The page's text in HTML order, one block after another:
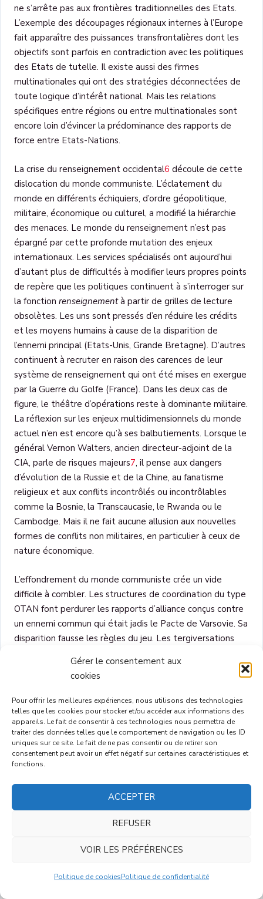
Gérer le consentement aux
cookies
Pour offrir les meilleures expériences, nous utilisons des technologies
telles que les cookies pour stocker et/ou accéder aux informations des
appareils. Le fait de consentir à ces technologies nous permettra de
traiter des données telles que le comportement de navigation ou les ID
uniques sur ce site. Le fait de ne pas consentir ou de retirer son
consentement peut avoir un effet négatif sur certaines caractéristiques et
fonctions.
ACCEPTER
REFUSER
VOIR LES PRÉFÉRENCES
Politique de cookiesPolitique de confidentialité
ne s’arrête pas aux frontières traditionnelles des Etats.
L’exemple des découpages régionaux internes à l’Europe
fait apparaître des puissances transfrontalières dont les
objectifs sont parfois en contradiction avec les politiques
des Etats de tutelle. Il existe aussi des firmes
multinationales qui ont des stratégies déconnectées de
toute logique d’intérêt national. Mais les relations
spécifiques entre régions ou entre multinationales sont
encore loin d’évincer la prédominance des rapports de
force entre Etats-Nations.
La crise du renseignement occidental6 découle de cette
dislocation du monde communiste. L’éclatement du
monde en différents échiquiers, d’ordre géopolitique,
militaire, économique ou culturel, a modifié la hiérarchie
des menaces. Le monde du renseignement n’est pas
épargné par cette profonde mutation des enjeux
internationaux. Les services spécialisés ont aujourd’hui
d’autant plus de difficultés à modifier leurs propres points
de repère que les politiques continuent à s’interroger sur
la fonctionrenseignementà partir de grilles de lecture
obsolètes. Les uns sont pressés d’en réduire les crédits
et les moyens humains à cause de la disparition de
l’ennemi principal (Etats-Unis, Grande Bretagne). D’autres
continuent à recruter en raison des carences de leur
système de renseignement qui ont été mises en exergue
par la Guerre du Golfe (France). Dans les deux cas de
figure, le théâtre d’opérations reste à dominante militaire.
La réflexion sur les enjeux multidimensionnels du monde
actuel n’en est encore qu’à ses balbutiements. Lorsque le
général Vernon Walters, ancien directeur-adjoint de la
CIA, parle de risques majeurs7, il pense aux dangers
d’évolution de la Russie et de la Chine, au fanatisme
religieux et aux conflits incontrôlés ou incontrôlables
comme la Bosnie, la Transcaucasie, le Rwanda ou le
Cambodge. Mais il ne fait aucune allusion aux nouvelles
formes de conflits non militaires, en particulier à ceux de
nature économique.
L’effondrement du monde communiste crée un vide
difficile à combler. Les structures de coordination du type
OTAN font perdurer les rapports d’alliance conçus contre
un ennemi commun qui était jadis le Pacte de Varsovie. Sa
disparition fausse les règles du jeu. Les tergiversations
américain à propos de l’embargo sur les armes décrété
par l’ONU constituent une première alerte, révélatrice des
divergences d’intérêt apparues dans le camp occidental.
Les intérêts économiques se glissent sournoisement dans
les coulisses de la géostratégie. Sur le terrain spécifique
de l’affrontement économique, l’allié d’hier peut devenir
l’adversaire de demain. Cette situation paradoxale place
de fait les services de renseignement occidentaux dans
un rapport de coopération/opposition qui va bouleverser
les habitudes prises au cours des décennies de guerre
froide. Les premières frictions significatives sont
perceptibles depuis plusieurs années au centre de
l’échiquier (cf attaques de la presse américaine contre les
sa périphérie (manœuvres souterraines de pays alliés